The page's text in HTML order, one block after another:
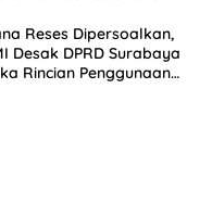
Reses Dipersoalkan,
Desak DPRD Surabaya
Rincian Penggunaan